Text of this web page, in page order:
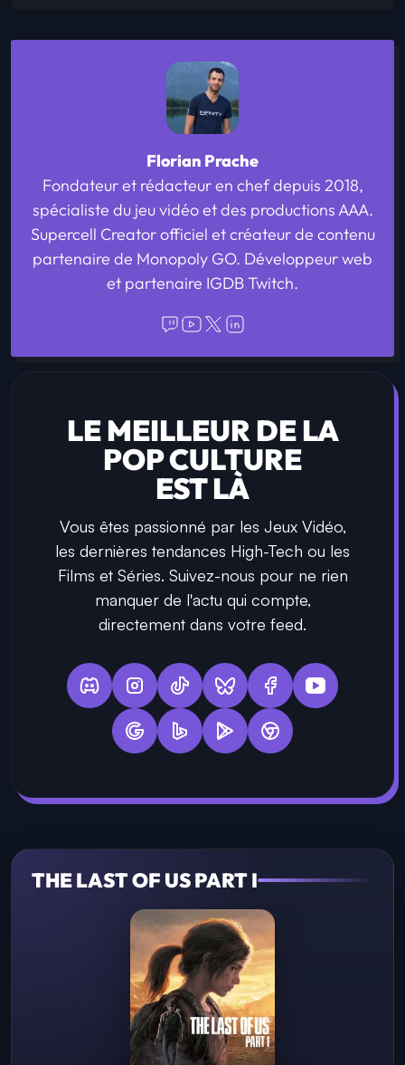
Florian Prache
Fondateur et rédacteur en chef depuis 2018,
spécialiste du jeu vidéo et des productions AAA.
Supercell Creator officiel et créateur de contenu
partenaire de Monopoly GO. Développeur web
et partenaire IGDB Twitch.
LE MEILLEUR DE LA
POP CULTURE
EST LÀ
Vous êtes passionné par les Jeux Vidéo,
les dernières tendances High-Tech ou les
Films et Séries. Suivez-nous pour ne rien
manquer de l'actu qui compte,
directement dans votre feed.
THE LAST OF US PART I